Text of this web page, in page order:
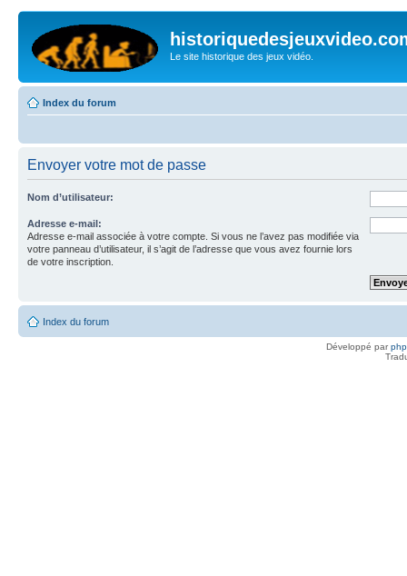
Le site historique des jeux vidéo.
Index du forum
Envoyer votre mot de passe
Nom d’utilisateur:
Adresse e-mail:
Adresse e-mail associée à votre compte. Si vous ne l’avez pas modifiée via
votre panneau d’utilisateur, il s’agit de l’adresse que vous avez fournie lors
de votre inscription.
Index du forum
Développé par